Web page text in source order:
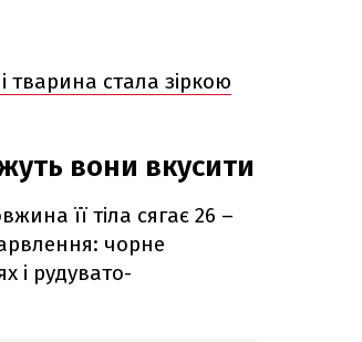
тварина стала зіркою
вони вкусити
її тіла сягає 26 –
чорне
і рудувато-